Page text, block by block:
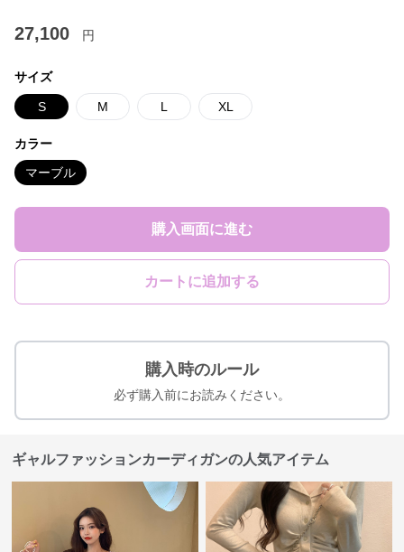
27,100 円
サイズ
S M L XL
カラー
マーブル
購入画面に進む
カートに追加する
購入時のルール
必ず購入前にお読みください。
ギャルファッションカーディガンの人気アイテム